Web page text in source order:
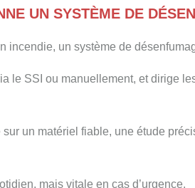
UN SYSTÈME DE
incendie, un système de
le SSI ou manuellement, et dirige
un matériel fiable, une étude
mais vitale en cas d’urgence.